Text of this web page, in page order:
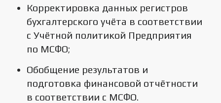
Корректировка данных регистров
бухгалтерского учёта в соответствии
с Учётной политикой Предприятия
по МСФО;
Обобщение результатов и
подготовка финансовой отчётности
в соответствии с МСФО.